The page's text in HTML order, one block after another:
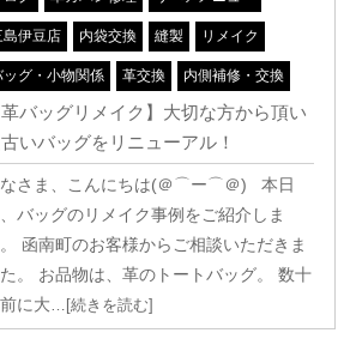
島伊豆店 内袋交換 縫製 リメイク
ッグ・小物関係 革交換 内側補修・交換
革バッグリメイク】大切な方から頂い
いバッグをリニューアル！
さま、こんにちは(＠⌒ー⌒＠) 本日
バッグのリメイク事例をご紹介しま
函南町のお客様からご相談いただきま
た。 お品物は、革のトートバッグ。 数十
に大…[続きを読む]